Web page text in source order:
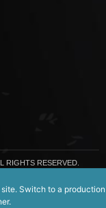
RIGHTS RESERVED.
Switch to a production
.